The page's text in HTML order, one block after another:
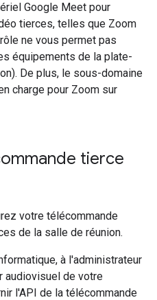
Google Meet pour
tierces, telles que Zoom
ne vous permet pas
équipements de la plate-
De plus, le sous-domaine
charge pour Zoom sur
tierce
votre télécommande
de la salle de réunion.
à l'administrateur
audiovisuel de votre
l'API de la télécommande